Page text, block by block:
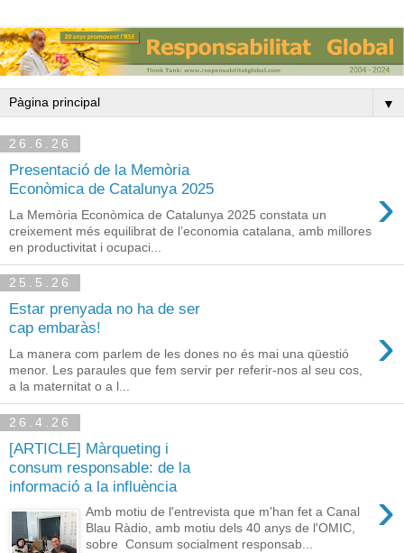
▼
26.6.26
Presentació de la Memòria
Econòmica de Catalunya 2025
›
La Memòria Econòmica de Catalunya 2025 constata un
creixement més equilibrat de l’economia catalana, amb millores
en productivitat i ocupaci...
25.5.26
Estar prenyada no ha de ser
cap embaràs!
›
La manera com parlem de les dones no és mai una qüestió
menor. Les paraules que fem servir per referir-nos al seu cos,
a la maternitat o a l...
26.4.26
[ARTICLE] Màrqueting i
consum responsable: de la
informació a la influència
›
Amb motiu de l'entrevista que m'han fet a Canal
Blau Ràdio, amb motiu dels 40 anys de l'OMIC,
sobre Consum socialment responsab...